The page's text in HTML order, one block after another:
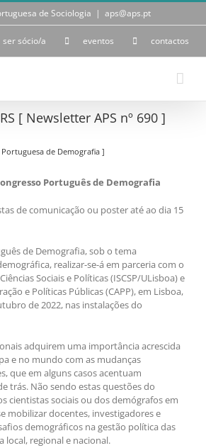
de Sociologia | aps@aps.pt
ser sócio/a eventos contactos
[ Newsletter APS nº 690 ]
de Demografia ]
Português de Demografia
de comunicação ou poster até ao dia 15
de Demografia, sob o tema
realizar-se-á em parceria com o
Sociais e Políticas (ISCSP/ULisboa) e
e Políticas Públicas (CAPP), em Lisboa,
de 2022, nas instalações do
adquirem uma importância acrescida
e no mundo com as mudanças
que em alguns casos acentuam
trás. Não sendo estas questões do
cientistas sociais ou dos demógrafos em
mobilizar docentes, investigadores e
demográficos na gestão política das
local, regional e nacional.